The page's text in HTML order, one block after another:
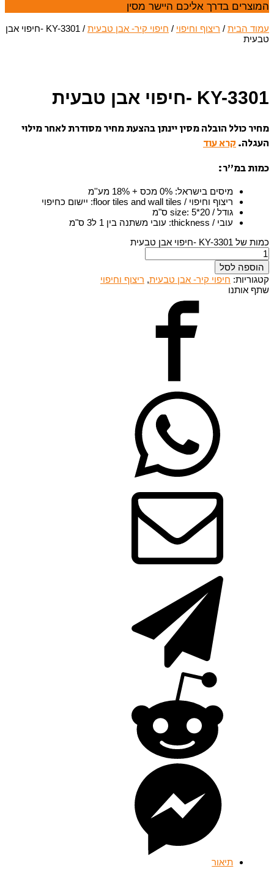
המוצרים בדרך אליכם היישר מסין
עמוד הבית / ריצוף וחיפוי / חיפוי קיר- אבן טבעית
/ KY-3301 -חיפוי אבן
טבעית
KY-3301 -חיפוי אבן טבעית
מחיר כולל הובלה מסין יינתן בהצעת מחיר מסודרת לאחר מילוי
העגלה. קרא עוד
כמות במ”ר:
מיסים בישראל: 0% מכס + 18% מע''מ
ריצוף וחיפוי / floor tiles and wall tiles
: יישום כחיפוי
גודל / size
:5*20 ס"מ
עובי / thickness
: עובי משתנה בין 1 ל3 ס"מ
כמות של KY-3301 -חיפוי אבן טבעית
הוספה לסל
קטגוריות: חיפוי קיר- אבן טבעית, ריצוף וחיפוי
שתף אותנו
תיאור